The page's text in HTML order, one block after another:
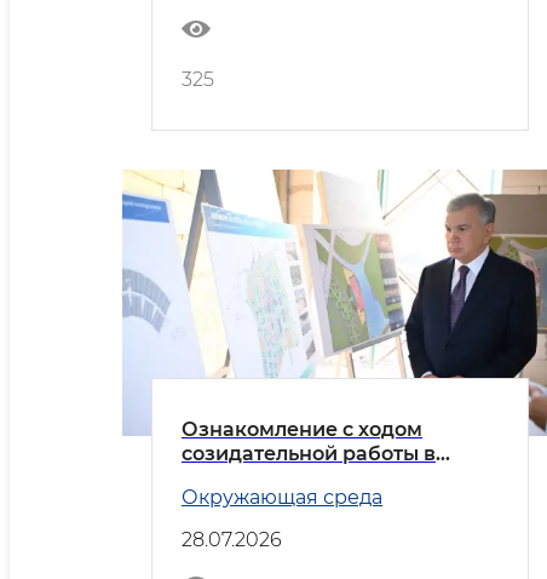
325
Ознакомление с ходом
созидательной работы в
Окружающая среда
28.07.2026